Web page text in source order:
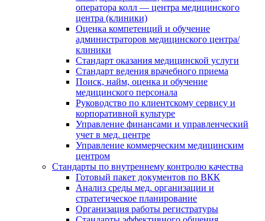
оператора колл — центра медицинского
центра (клиники)
Оценка компетенций и обучение
администраторов медицинского центра/
клиники
Стандарт оказания медицинской услуги
Стандарт ведения врачебного приема
Поиск, найм, оценка и обучение
медицинского персонала
Руководство по клиентскому сервису и
корпоративной культуре
Управление финансами и управленческий
учет в мед. центре
Управление коммерческим медицинским
центром
Стандарты по внутреннему контролю качества
Готовый пакет документов по ВКК
Анализ среды мед. организации и
стратегическое планирование
Организация работы регистратуры